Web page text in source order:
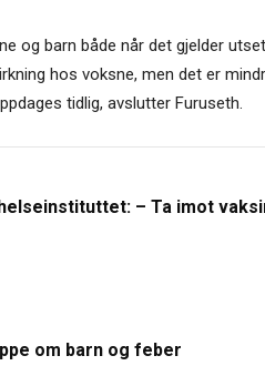
og barn både når det gjelder
hos voksne, men det er
tidlig, avslutter Furuseth.
– Ta imot
om barn og feber